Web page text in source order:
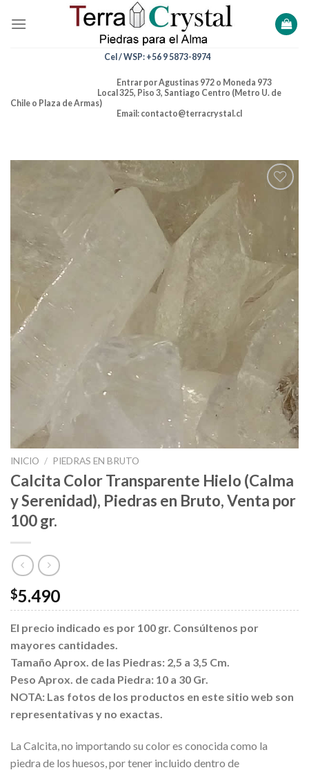
Cel / WSP: +56 9 5873-8974
Entrar por Agustinas 972 o Moneda 973
Local 325, Piso 3, Santiago Centro (Metro U. de
Chile o Plaza de Armas)
Email: contacto@terracrystal.cl
INICIO / PIEDRAS EN BRUTO
Calcita Color Transparente Hielo (Calma
y Serenidad), Piedras en Bruto, Venta por
100 gr.
$5.490
El precio indicado es por 100 gr. Consúltenos por
mayores cantidades.
Tamaño Aprox. de las Piedras: 2,5 a 3,5 Cm.
Peso Aprox. de cada Piedra: 10 a 30 Gr.
NOTA: Las fotos de los productos en este sitio web son
representativas y no exactas.
La Calcita, no importando su color es conocida como la
piedra de los huesos, por tener incluido dentro de